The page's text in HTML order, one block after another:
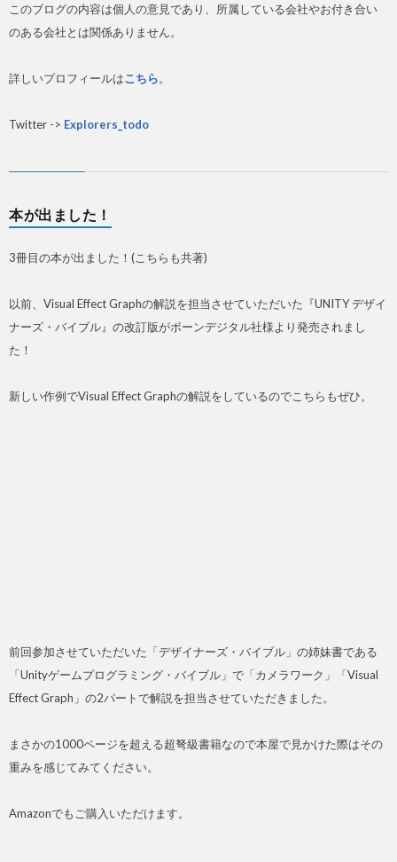
このブログの内容は個人の意見であり、所属している会社やお付き合い
のある会社とは関係ありません。
詳しいプロフィールはこちら。
Twitter -> Explorers_todo
本が出ました！
3冊目の本が出ました！(こちらも共著)
以前、Visual Effect Graphの解説を担当させていただいた『UNITY デザイ
ナーズ・バイブル』の改訂版がボーンデジタル社様より発売されまし
た！
新しい作例でVisual Effect Graphの解説をしているのでこちらもぜひ。
前回参加させていただいた「デザイナーズ・バイブル」の姉妹書である
「Unityゲームプログラミング・バイブル」で「カメラワーク」「Visual
Effect Graph」の2パートで解説を担当させていただきました。
まさかの1000ページを超える超弩級書籍なので本屋で見かけた際はその
重みを感じてみてください。
Amazonでもご購入いただけます。